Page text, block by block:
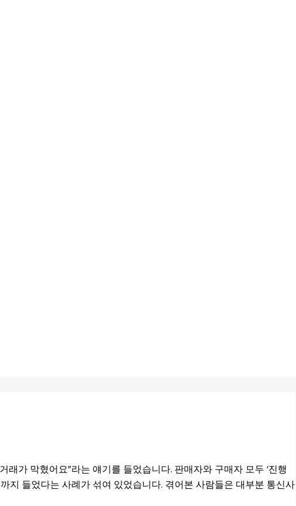
가 막혔어요”라는 얘기를 들었습니다. 판매자와 구매자 모두 ‘진행
지 들었다는 사례가 섞여 있었습니다. 겪어본 사람들은 대부분 통신사